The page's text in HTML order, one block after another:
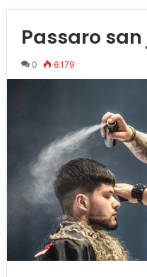
Passaro
0 6.179